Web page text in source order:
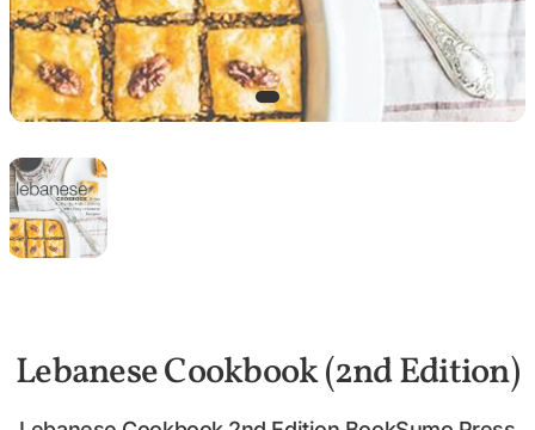
Lebanese Cookbook (2nd Edition)